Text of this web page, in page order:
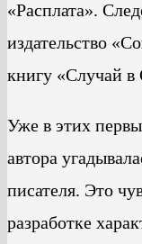
«Расплата».
издательство
книгу «Случай в
Уже в этих
автора
писателя. Это
разработке